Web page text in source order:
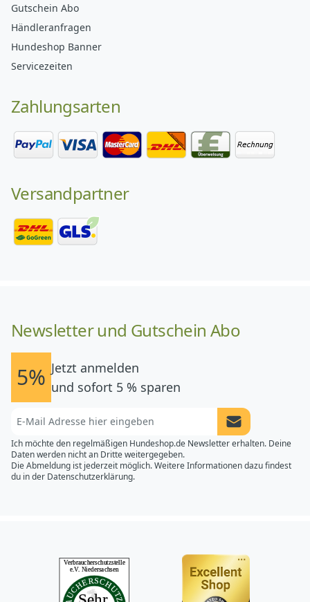
Gutschein Abo
Händleranfragen
Hundeshop Banner
Servicezeiten
Zahlungsarten
Versandpartner
Newsletter und Gutschein Abo
5% Jetzt anmelden
und sofort 5 % sparen
Newsletter
Ich möchte den regelmäßigen Hundeshop.de Newsletter erhalten. Deine
Daten werden nicht an Dritte weitergegeben.
Die Abmeldung ist jederzeit möglich. Weitere Informationen dazu findest
du in der Datenschutzerklärung.